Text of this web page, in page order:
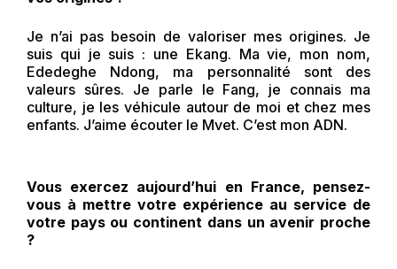
Je n’ai pas besoin de valoriser mes origines. Je
suis qui je suis : une Ekang. Ma vie, mon nom,
Ededeghe Ndong, ma personnalité sont des
valeurs sûres. Je parle le Fang, je connais ma
culture, je les véhicule autour de moi et chez mes
enfants. J’aime écouter le Mvet. C’est mon ADN.
Vous exercez aujourd’hui en France, pensez-
vous à mettre votre expérience au service de
votre pays ou continent dans un avenir proche
?